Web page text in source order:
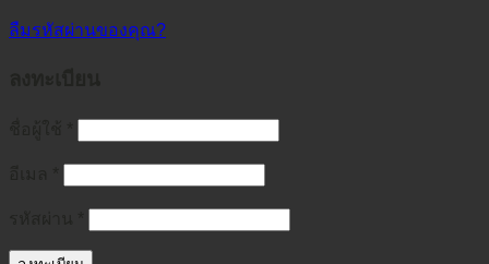
ลืมรหัสผ่านของคุณ?